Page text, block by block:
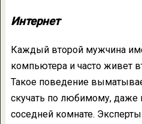
Интернет
Каждый второй мужчина
компьютера и часто живет
Такое поведение
скучать по любимому, даже
соседней комнате.